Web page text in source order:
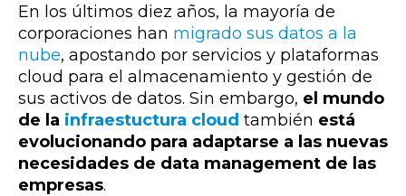
En los últimos diez años, la mayoría de
corporaciones han migrado sus datos a la
nube, apostando por servicios y plataformas
cloud para el almacenamiento y gestión de
sus activos de datos. Sin embargo, el mundo
de la infraestuctura cloud también está
evolucionando para adaptarse a las nuevas
necesidades de data management de las
empresas.